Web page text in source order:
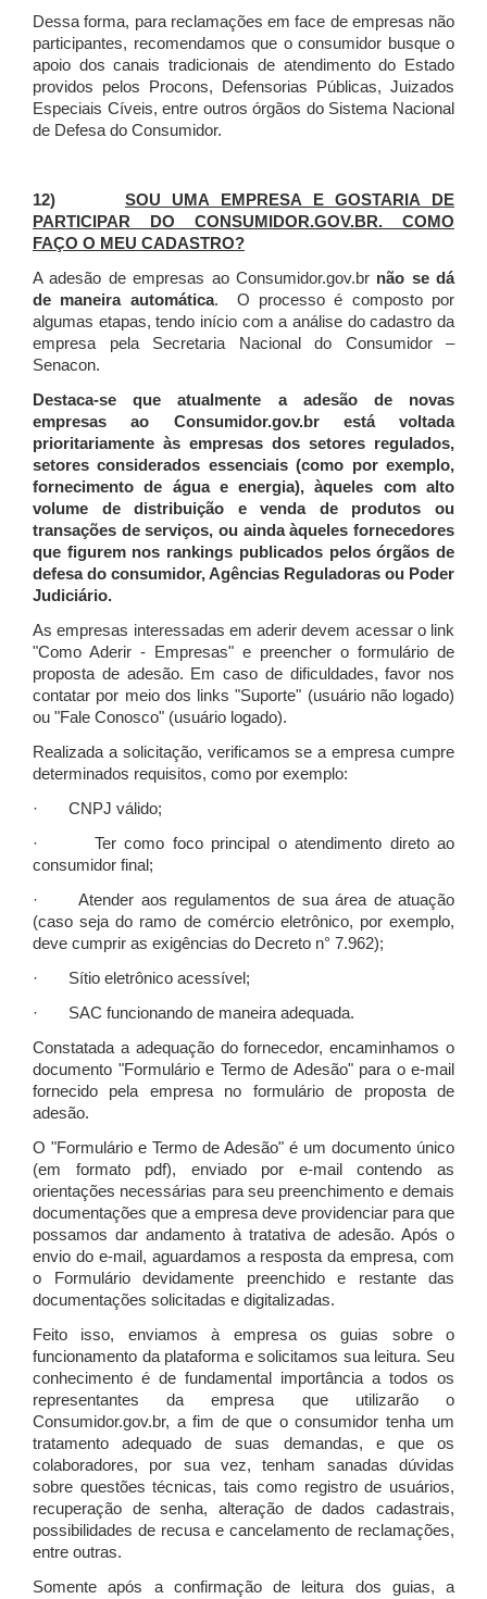
Dessa forma, para reclamações em face de empresas não
participantes, recomendamos que o consumidor busque o
apoio dos canais tradicionais de atendimento do Estado
providos pelos Procons, Defensorias Públicas, Juizados
Especiais Cíveis, entre outros órgãos do Sistema Nacional
de Defesa do Consumidor.
12) SOU UMA EMPRESA E GOSTARIA DE
PARTICIPAR DO CONSUMIDOR.GOV.BR. COMO
FAÇO O MEU CADASTRO?
A adesão de empresas ao Consumidor.gov.br não se dá
de maneira automática. O processo é composto por
algumas etapas, tendo início com a análise do cadastro da
empresa pela Secretaria Nacional do Consumidor –
Senacon.
Destaca-se que atualmente a adesão de novas
empresas ao Consumidor.gov.br está voltada
prioritariamente às empresas dos setores regulados,
setores considerados essenciais (como por exemplo,
fornecimento de água e energia), àqueles com alto
volume de distribuição e venda de produtos ou
transações de serviços, ou ainda àqueles fornecedores
que figurem nos rankings publicados pelos órgãos de
defesa do consumidor, Agências Reguladoras ou Poder
Judiciário.
As empresas interessadas em aderir devem acessar o link
"Como Aderir - Empresas" e preencher o formulário de
proposta de adesão. Em caso de dificuldades, favor nos
contatar por meio dos links "Suporte" (usuário não logado)
ou "Fale Conosco" (usuário logado).
Realizada a solicitação, verificamos se a empresa cumpre
determinados requisitos, como por exemplo:
· CNPJ válido;
· Ter como foco principal o atendimento direto ao
consumidor final;
· Atender aos regulamentos de sua área de atuação
(caso seja do ramo de comércio eletrônico, por exemplo,
deve cumprir as exigências do Decreto n° 7.962);
· Sítio eletrônico acessível;
· SAC funcionando de maneira adequada.
Constatada a adequação do fornecedor, encaminhamos o
documento "Formulário e Termo de Adesão" para o e-mail
fornecido pela empresa no formulário de proposta de
adesão.
O "Formulário e Termo de Adesão" é um documento único
(em formato pdf), enviado por e-mail contendo as
orientações necessárias para seu preenchimento e demais
documentações que a empresa deve providenciar para que
possamos dar andamento à tratativa de adesão. Após o
envio do e-mail, aguardamos a resposta da empresa, com
o Formulário devidamente preenchido e restante das
documentações solicitadas e digitalizadas.
Feito isso, enviamos à empresa os guias sobre o
funcionamento da plataforma e solicitamos sua leitura. Seu
conhecimento é de fundamental importância a todos os
representantes da empresa que utilizarão o
Consumidor.gov.br, a fim de que o consumidor tenha um
tratamento adequado de suas demandas, e que os
colaboradores, por sua vez, tenham sanadas dúvidas
sobre questões técnicas, tais como registro de usuários,
recuperação de senha, alteração de dados cadastrais,
possibilidades de recusa e cancelamento de reclamações,
entre outras.
Somente após a confirmação de leitura dos guias, a